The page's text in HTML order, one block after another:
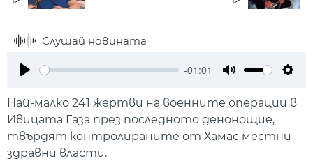
Слушай новината
-01:01
Най-малко 241 жертви на военните операции в
Ивицата Газа през последното денонощие,
твърдят контролираните от Хамас местни
здравни власти.